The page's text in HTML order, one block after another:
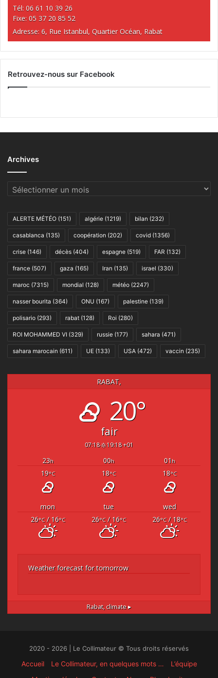
Tél: 06 61 10 39 26
Fixe: 05 37 20 85 52
Adresse: 6, Rue Istanbul, Quartier Océan, Rabat
Retrouvez-nous sur Facebook
Archives
Archives
ALERTE MÉTÉO (151) algérie (1219) bilan (232)
casablanca (135) coopération (202) covid (1356)
crise (146) décès (404) espagne (519) FAR (132)
france (507) gaza (165) Iran (135) israel (330)
maroc (7315) mondial (128) météo (2247)
nasser bourita (364) ONU (167) palestine (139)
polisario (293) rabat (128) Roi (280)
ROI MOHAMMED VI (329) russie (177) sahara (471)
sahara marocain (611) UE (133) USA (472) vaccin (235)
RABAT,
20°
fair
07:18 19:18 +01
23h 00h 01 h
19°C 18°C 18°C
mon tue
wed
26°C/ 16°C 26°C/ 16°C 26°C/ 18°C
Weather forecast for tomorrow
Rabat, climate ▸
2020 - 2026 | Le Collimateur © Tous droits réservés
Accueil Le Collimateur, en quelques mots …
L’équipe